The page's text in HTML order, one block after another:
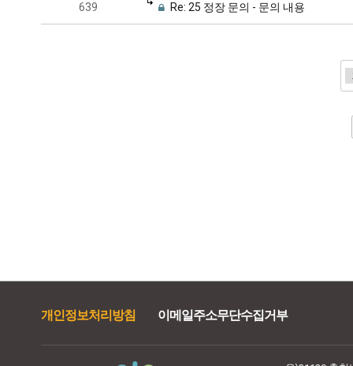
639 Re: 25 정장 문의 - 문의 내용
개인정보처리방침 이메일주소무단수집거부